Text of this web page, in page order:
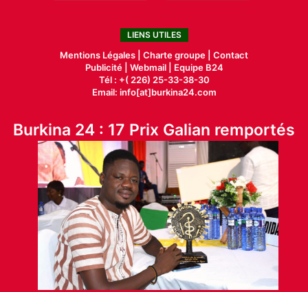
LIENS UTILES
Mentions Légales | Charte groupe | Contact
Publicité| Webmail |
Equipe B24
Tél : +( 226) 25-33-38-30
Email: info[at]burkina24.com
Burkina 24 : 17 Prix Galian remportés